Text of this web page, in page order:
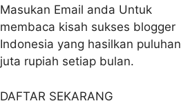
Masukan Email anda Untuk
membaca kisah sukses blogger
Indonesia yang hasilkan puluhan
juta rupiah setiap bulan.
DAFTAR SEKARANG